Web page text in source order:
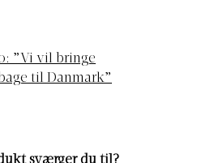
”Vi vil bringe
til Danmark”
sværger du til?